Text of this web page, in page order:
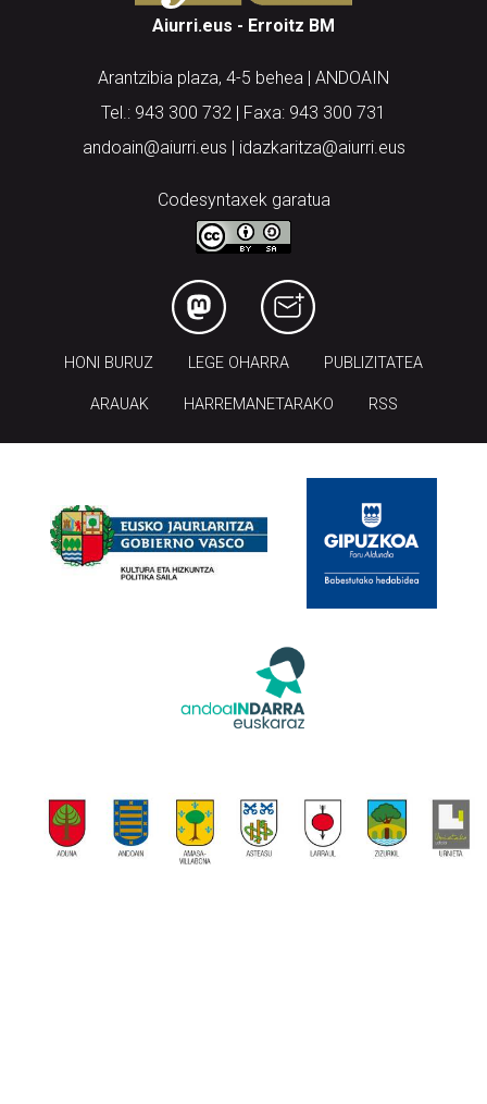
Aiurri.eus - Erroitz BM
Arantzibia plaza, 4-5 behea | ANDOAIN
Tel.: 943 300 732 | Faxa: 943 300 731
andoain@aiurri.eus | idazkaritza@aiurri.eus
Codesyntaxek garatua
HONI BURUZ LEGE OHARRA PUBLIZITATEA
ARAUAK HARREMANETARAKO RSS